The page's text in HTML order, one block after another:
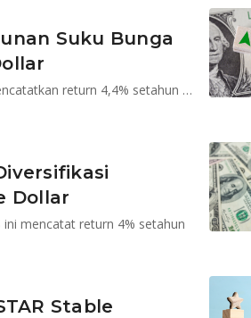
Suku Bunga
Reksa dana pendapatan tetap berdenominasi dolar AS ini mencatatkan return 4,4% setahun (per 4 September 2025)
Dollar
mencatat return 4% setahun
Stable